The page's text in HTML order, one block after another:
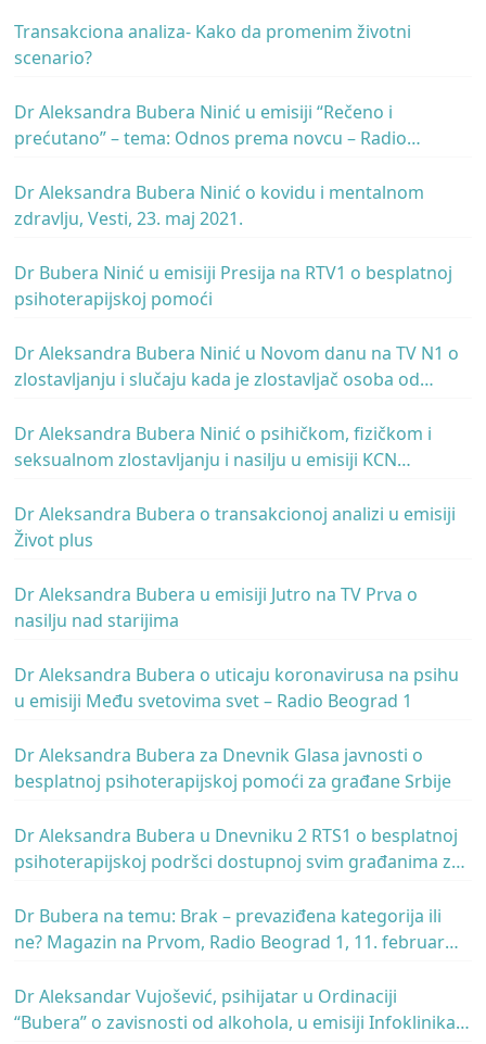
Transakciona analiza- Kako da promenim životni
scenario?
Dr Aleksandra Bubera Ninić u emisiji “Rečeno i
prećutano” – tema: Odnos prema novcu – Radio
Dr Aleksandra Bubera Ninić o kovidu i mentalnom
zdravlju, Vesti, 23. maj 2021.
Dr Bubera Ninić u emisiji Presija na RTV1 o besplatnoj
psihoterapijskoj pomoći
Dr Aleksandra Bubera Ninić u Novom danu na TV N1 o
zlostavljanju i slučaju kada je zlostavljač osoba od
Dr Aleksandra Bubera Ninić o psihičkom, fizičkom i
seksualnom zlostavljanju i nasilju u emisiji KCN
Dr Aleksandra Bubera o transakcionoj analizi u emisiji
Život plus
Dr Aleksandra Bubera u emisiji Jutro na TV Prva o
nasilju nad starijima
Dr Aleksandra Bubera o uticaju koronavirusa na psihu
u emisiji Među svetovima svet – Radio Beograd 1
Dr Aleksandra Bubera za Dnevnik Glasa javnosti o
besplatnoj psihoterapijskoj pomoći za građane Srbije
Dr Aleksandra Bubera u Dnevniku 2 RTS1 o besplatnoj
psihoterapijskoj podršci dostupnoj svim građanima za
Dr Bubera na temu: Brak – prevaziđena kategorija ili
ne? Magazin na Prvom, Radio Beograd 1, 11. februar
Dr Aleksandar Vujošević, psihijatar u Ordinaciji
“Bubera” o zavisnosti od alkohola, u emisiji Infoklinika,